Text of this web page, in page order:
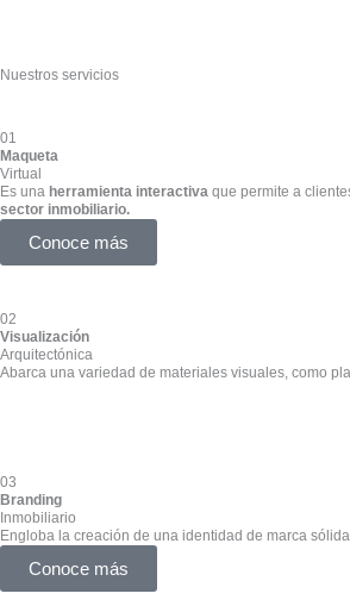
Nuestros servicios
01
Maqueta
Virtual
Es una herramienta interactiva que permite a
sector inmobiliario.
Conoce más
02
Visualización
Arquitectónica
Abarca una variedad de materiales visuales, como
03
Branding
Inmobiliario
Engloba la creación de una identidad de marca
Conoce más